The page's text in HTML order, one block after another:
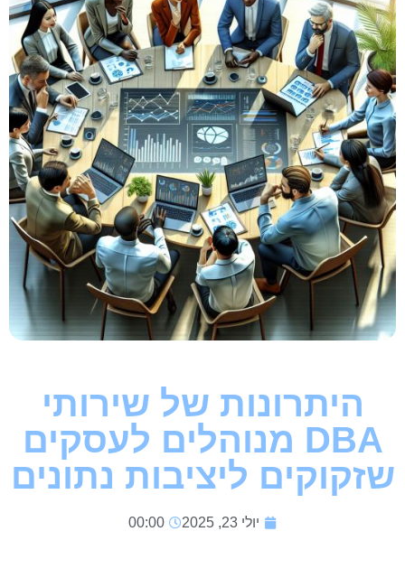
היתרונות של שירותי
DBA מנוהלים לעסקים
שזקוקים ליציבות נתונים
יולי 23, 2025 00:00